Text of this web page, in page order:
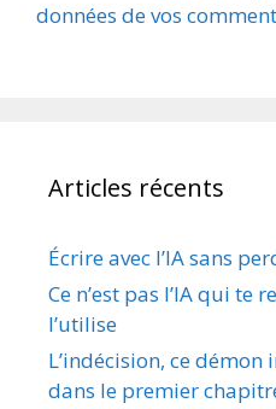
données de vos
Articles récents
Écrire avec l’IA sans
Ce n’est pas l’IA qui te
l’utilise
L’indécision, ce démon
dans le premier